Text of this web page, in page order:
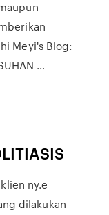
Meyi's Blog:
…
ny.e
dilakukan